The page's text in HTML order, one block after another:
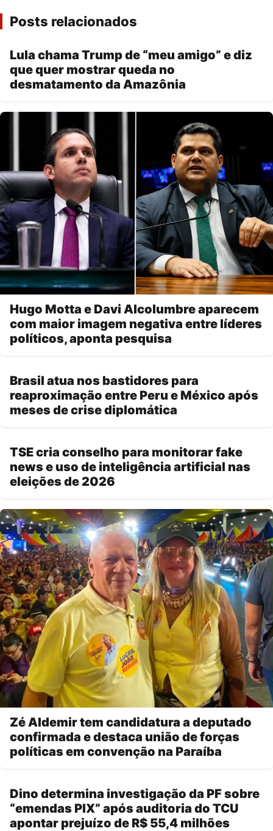
Posts relacionados
Lula chama Trump de “meu amigo” e diz
que quer mostrar queda no
desmatamento da Amazônia
Hugo Motta e Davi Alcolumbre aparecem
com maior imagem negativa entre líderes
políticos, aponta pesquisa
Brasil atua nos bastidores para
reaproximação entre Peru e México após
meses de crise diplomática
TSE cria conselho para monitorar fake
news e uso de inteligência artificial nas
eleições de 2026
Zé Aldemir tem candidatura a deputado
confirmada e destaca união de forças
políticas em convenção na Paraíba
Dino determina investigação da PF sobre
“emendas PIX” após auditoria do TCU
apontar prejuízo de R$ 55,4 milhões